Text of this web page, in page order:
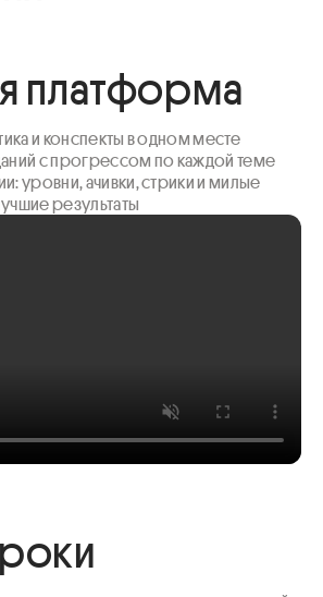
платформа
и конспекты в одном месте
с прогрессом по каждой теме
уровни, ачивки, стрики и милые
результаты